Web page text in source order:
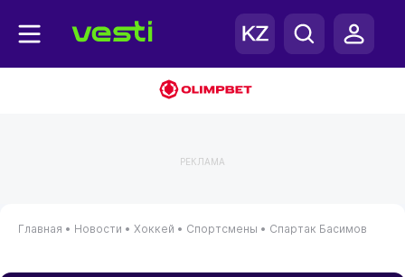
РЕКЛАМА
Главная • Новости • Хоккей • Спортсмены • Спартак Басимов